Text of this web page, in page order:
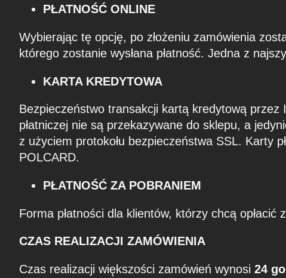
PŁATNOŚĆ ONLINE
Wybierając tę opcję, po złożeniu zamówienia
którego zostanie wysłana płatność. Jedna z
KARTA KREDYTOWA
Bezpieczeństwo transakcji kartą kredytową
płatniczej nie są przekazywane do sklepu, a
z użyciem protokołu bezpieczeństwa SSL. Karty
POLCARD.
PŁATNOŚĆ ZA POBRANIEM
Forma płatności dla klientów, którzy chcą opłacić
CZAS REALIZACJI ZAMÓWIENIA
Czas realizacji większości zamówień wynosi 24